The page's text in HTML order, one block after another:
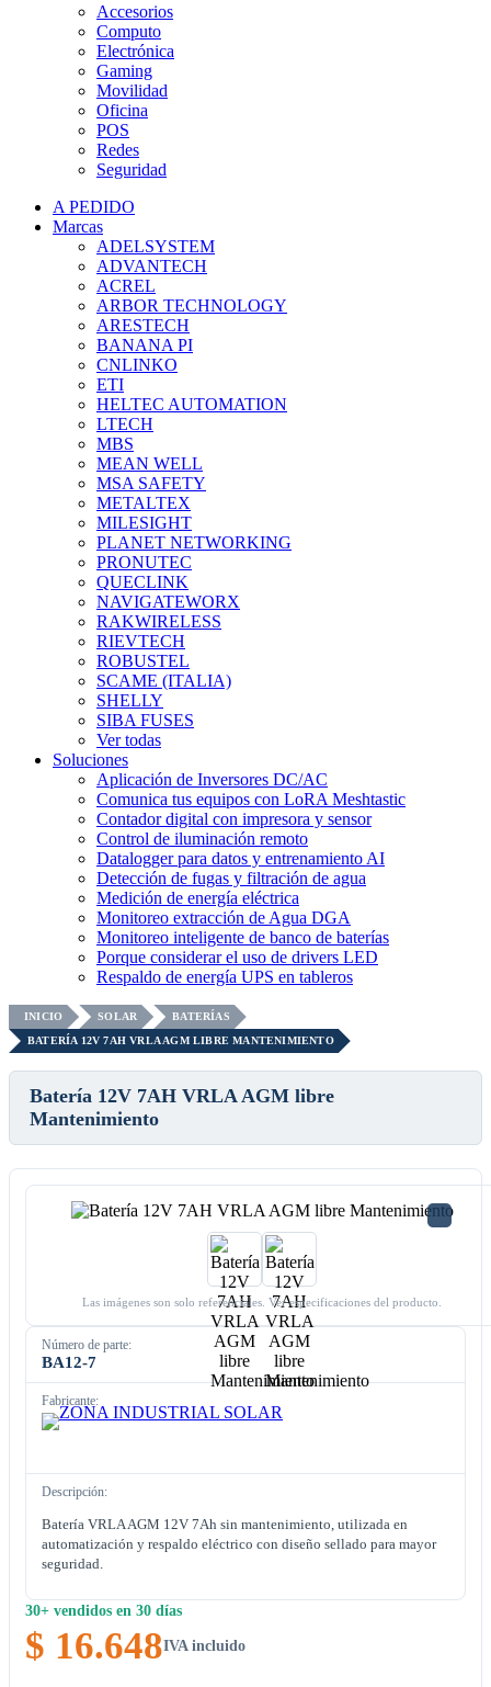
Accesorios
Computo
Electrónica
Gaming
Movilidad
Oficina
POS
Redes
Seguridad
A PEDIDO
Marcas
ADELSYSTEM
ADVANTECH
ACREL
ARBOR TECHNOLOGY
ARESTECH
BANANA PI
CNLINKO
ETI
HELTEC AUTOMATION
LTECH
MBS
MEAN WELL
MSA SAFETY
METALTEX
MILESIGHT
PLANET NETWORKING
PRONUTEC
QUECLINK
NAVIGATEWORX
RAKWIRELESS
RIEVTECH
ROBUSTEL
SCAME (ITALIA)
SHELLY
SIBA FUSES
Ver todas
Soluciones
Aplicación de Inversores DC/AC
Comunica tus equipos con LoRA Meshtastic
Contador digital con impresora y sensor
Control de iluminación remoto
Datalogger para datos y entrenamiento AI
Detección de fugas y filtración de agua
Medición de energía eléctrica
Monitoreo extracción de Agua DGA
Monitoreo inteligente de banco de baterías
Porque considerar el uso de drivers LED
Respaldo de energía UPS en tableros
INICIO SOLAR
BATERÍAS
BATERÍA 12V 7AH VRLA AGM LIBRE MANTENIMIENTO
Batería 12V 7AH VRLA AGM libre
Mantenimiento
Las imágenes son solo referenciales. Ver especificaciones del producto.
Número de parte:
BA12-7
Fabricante:
Descripción:
Batería VRLA AGM 12V 7Ah sin mantenimiento, utilizada en
automatización y respaldo eléctrico con diseño sellado para mayor
seguridad.
30+ vendidos en 30 días
$ 16.648IVA incluido